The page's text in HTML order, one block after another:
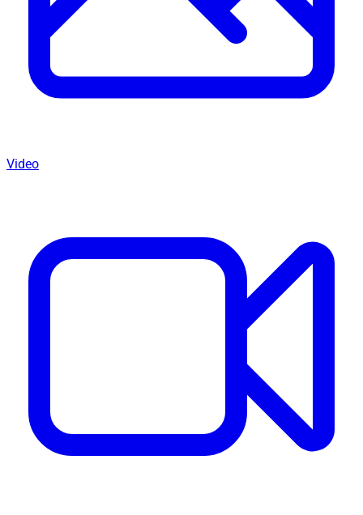
Video